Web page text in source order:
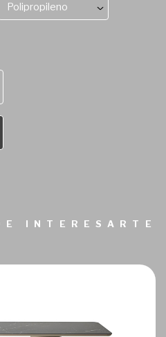
Polipropileno
INTERESARTE